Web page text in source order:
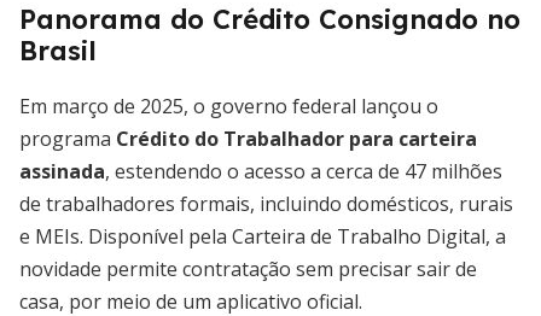
Panorama do Crédito Consignado no
Brasil
Em março de 2025, o governo federal lançou o
programa Crédito do Trabalhador para carteira
assinada, estendendo o acesso a cerca de 47 milhões
de trabalhadores formais, incluindo domésticos, rurais
e MEIs. Disponível pela Carteira de Trabalho Digital, a
novidade permite contratação sem precisar sair de
casa, por meio de um aplicativo oficial.